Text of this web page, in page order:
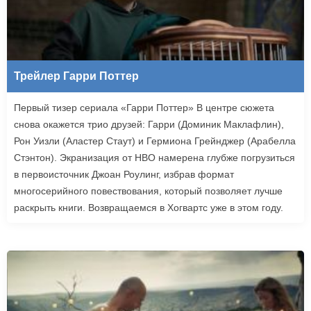
Трейлер Гарри Поттер
Первый тизер сериала «Гарри Поттер» В центре сюжета
снова окажется трио друзей: Гарри (Доминик Маклафлин),
Рон Уизли (Аластер Стаут) и Гермиона Грейнджер (Арабелла
Стэнтон). Экранизация от HBO намерена глубже погрузиться
в первоисточник Джоан Роулинг, избрав формат
многосерийного повествования, который позволяет лучше
раскрыть книги. Возвращаемся в Хогвартс уже в этом году.